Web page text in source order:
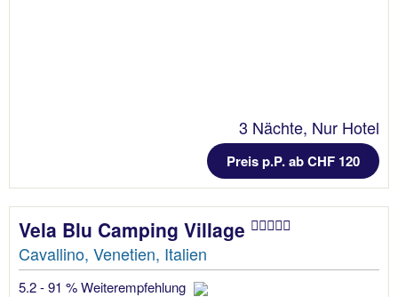
3 Nächte, Nur Hotel
Preis p.P. ab CHF 120
Vela Blu Camping Village
Cavallino, Venetien, Italien
5.2 - 91 % Weiterempfehlung